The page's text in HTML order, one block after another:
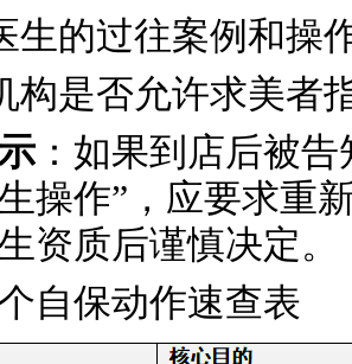
生的过往案例和操
构是否允许求美者
：如果到店后被
操作”，应要求重
资质后谨慎决定。
自保动作速查表